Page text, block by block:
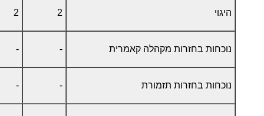
היגוי 2
2
נוכחות בחזרות מקהלה קאמרית -
-
נוכחות בחזרות תזמורת -
-